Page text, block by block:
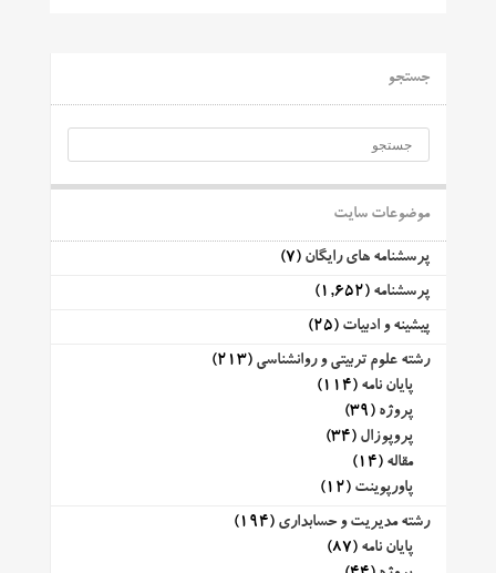
جستجو
موضوعات سایت
پرسشنامه های رایگان (7)
پرسشنامه (1,652)
پیشینه و ادبیات (25)
رشته علوم تربیتی و روانشناسی (213)
پایان نامه (114)
پروژه (39)
پروپوزال (34)
مقاله (14)
پاورپوینت (12)
رشته مدیریت و حسابداری (194)
پایان نامه (87)